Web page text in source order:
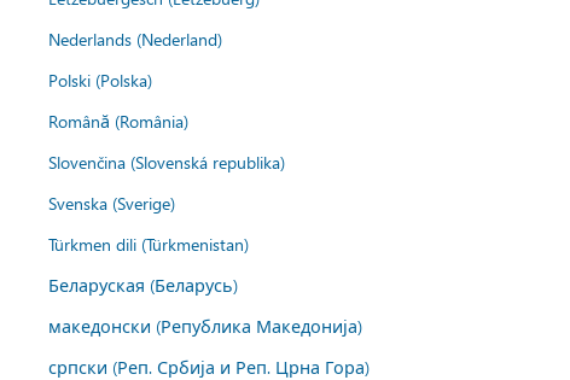
Nederlands (Nederland)
Polski (Polska)
Română (România)
Slovenčina (Slovenská republika)
Svenska (Sverige)
Türkmen dili (Türkmenistan)
Беларуская (Беларусь)
македонски (Република Македонија)
српски (Реп. Србија и Реп. Црна Гора)